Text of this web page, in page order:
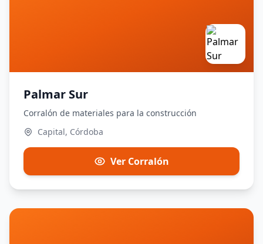
Palmar Sur
Corralón de materiales para la construcción
Capital, Córdoba
Ver Corralón